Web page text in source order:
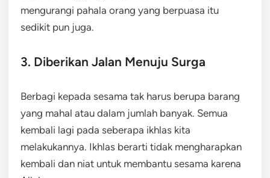
mengurangi pahala orang yang berpuasa itu
sedikit pun juga.
3. Diberikan Jalan Menuju Surga
Berbagi kepada sesama tak harus berupa barang
yang mahal atau dalam jumlah banyak. Semua
kembali lagi pada seberapa ikhlas kita
melakukannya. Ikhlas berarti tidak mengharapkan
kembali dan niat untuk membantu sesama karena